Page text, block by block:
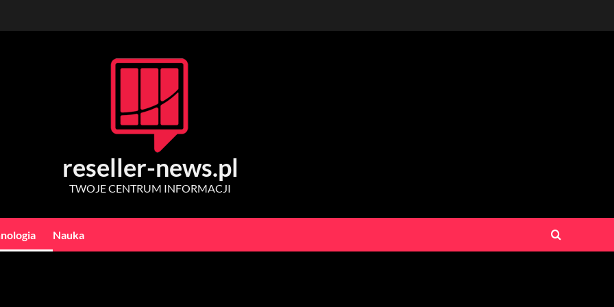
reseller-news.pl
TWOJE CENTRUM INFORMACJI
Nauka